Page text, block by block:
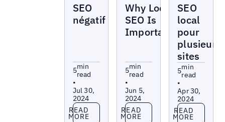
SEO
négatif
5min
read
•
Jul 30,
2024
Read more
READ
MORE
Why Local
SEO Is
Important
5min
read
•
Jun 5,
2024
Read more
READ
MORE
SEO
local
pour
plusieurs
sites
5min
read
•
Apr 30,
2024
Read more
READ
MORE